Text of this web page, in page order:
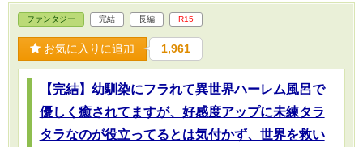
ファンタジー 完結 長編 R15
お気に入りに追加 1,961
【完結】幼馴染にフラれて異世界ハーレム風呂で
優しく癒されてますが、好感度アップに未練タラ
タラなのが役立ってるとは気付かず、世界を救い